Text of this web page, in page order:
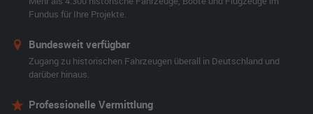
Fundus für Ihre Projekte.
Bundesweit verfügbar
Zugang zu historischen Fahrzeugen überall in Deutschland und
darüber hinaus.
Professionelle Vermittlung